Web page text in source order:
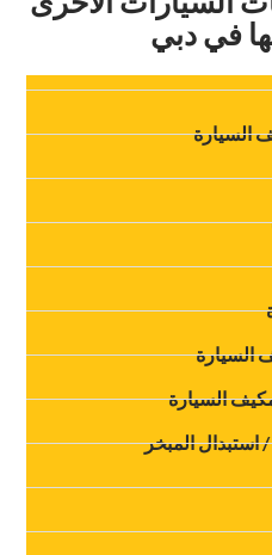
في دبي‏
السيارة‏
السيارة‏
السيارة‏
استبدال المبخر‏